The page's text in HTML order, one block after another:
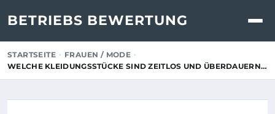
BETRIEBS BEWERTUNG
STARTSEITE
FRAUEN / MODE
WELCHE KLEIDUNGSSTÜCKE SIND ZEITLOS UND ÜBERDAUERN…